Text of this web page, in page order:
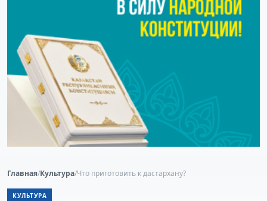
Главная/Культура/Что приготовить к дастархану?
КУЛЬТУРА